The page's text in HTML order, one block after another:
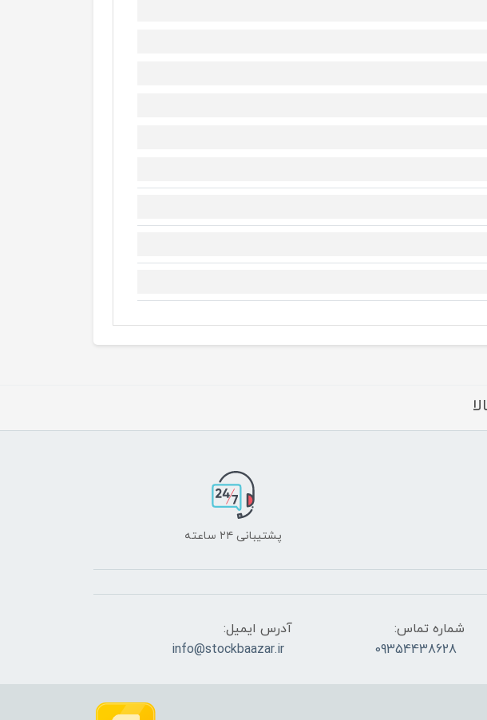
پشتیبانی ۲۴ ساعته
شماره تماس:
09354438628
آدرس ایمیل:
info@stockbaazar.ir